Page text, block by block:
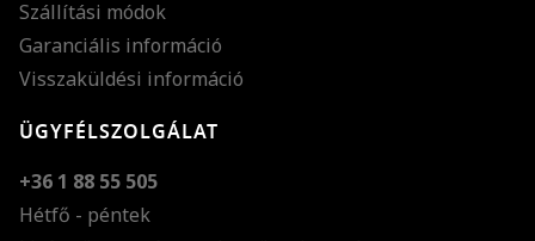
Szállítási módok
Garanciális információ
Visszaküldési információ
ÜGYFÉLSZOLGÁLAT
+36 1 88 55 505
Hétfő - péntek